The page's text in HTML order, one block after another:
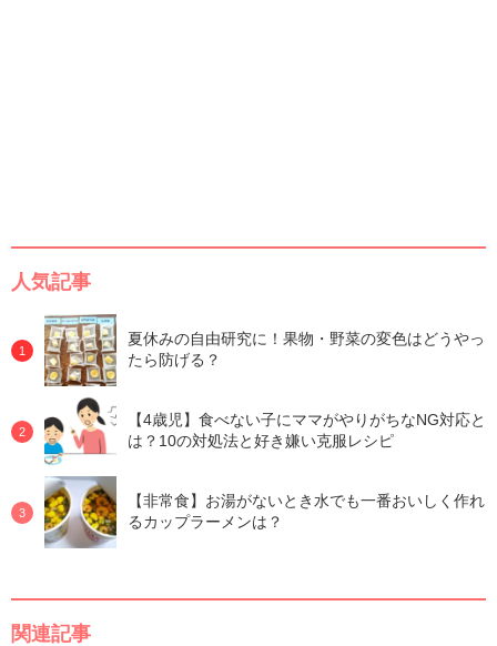
人気記事
夏休みの自由研究に！果物・野菜の変色はどうやっ
たら防げる？
【4歳児】食べない子にママがやりがちなNG対応と
は？10の対処法と好き嫌い克服レシピ
【非常食】お湯がないとき水でも一番おいしく作れ
るカップラーメンは？
関連記事